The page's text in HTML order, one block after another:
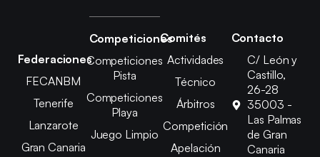
Federaciones
FECANBM
Tenerife
Lanzarote
Gran Canaria
Competiciones
Competiciones
Pista
Competiciones
Playa
Juego Limpio
Comités
Actividades
Técnico
Árbitros
Competición
Apelación
Contacto
C/ León y
Castillo,
26-28
35003 -
Las Palmas
de Gran
Canaria